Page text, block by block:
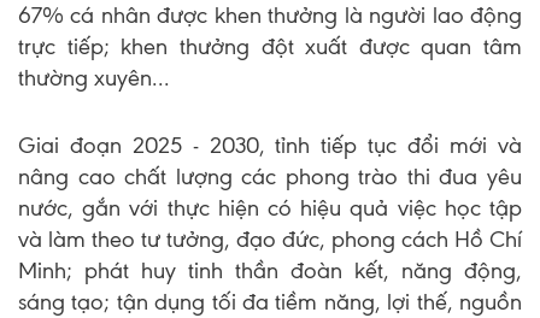
67% cá nhân được khen thưởng là người lao động
trực tiếp; khen thưởng đột xuất được quan tâm
thường xuyên...
Giai đoạn 2025 - 2030, tỉnh tiếp tục đổi mới và
nâng cao chất lượng các phong trào thi đua yêu
nước, gắn với thực hiện có hiệu quả việc học tập
và làm theo tư tưởng, đạo đức, phong cách Hồ Chí
Minh; phát huy tinh thần đoàn kết, năng động,
sáng tạo; tận dụng tối đa tiềm năng, lợi thế, nguồn